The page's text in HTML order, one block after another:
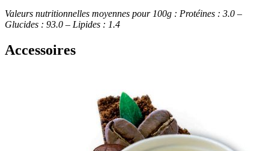
Valeurs nutritionnelles moyennes pour 100g : Protéines : 3.0 –
Glucides : 93.0 – Lipides : 1.4
Accessoires